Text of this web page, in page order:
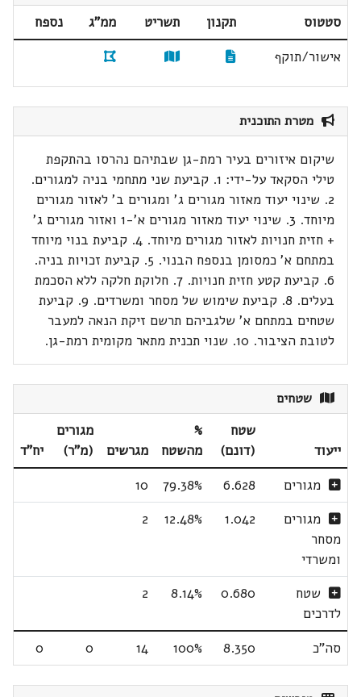
סטטוס תקנון תשריט ממ"ג
נספח
אישור/תוקף
מטרת התוכנית
שיקום איזורים בעיר רמת-גן שבתיהם נהרסו בהתקפת
טילי הסקאד על-ידי: 1. קביעת שני מתחמי בניה למגורים.
2. שינוי יעוד מאזור מגורים ג' ומגורים ב' לאזור מגורים
מיוחד. 3. שינוי יעוד מאזור מגורים א'-1 ואזור מגורים ג'
+ חזית חנויות לאזור מגורים מיוחד. 4. קביעת בנוי מיוחד
במתחם א' כמסומן בנספח הבנוי. 5. קביעת זכויות בניה.
6. קביעת קטע חזית חנויות. 7. חלוקת חלקה ללא הסכמת
בעלים. 8. קביעת שימוש של מסחר ומשרדים. 9. קביעת
שטחים במתחם א' שלגביהם תרשם זיקת הנאה למעבר
לטובת הציבור. 10. שנוי תכנית מתאר מקומית רמת-גן.
שטחים
ייעוד
שטח
(דונם)
%
מהשטח
מגרשים
מגורים
(מ"ר)
יח"ד
מגורים
6.628
79.38%
10
מגורים
מסחר
ומשרדי
1.042
12.48%
2
שטח
לדרכים
0.680
8.14%
2
סה"כ 8.350
100%
14
0
0